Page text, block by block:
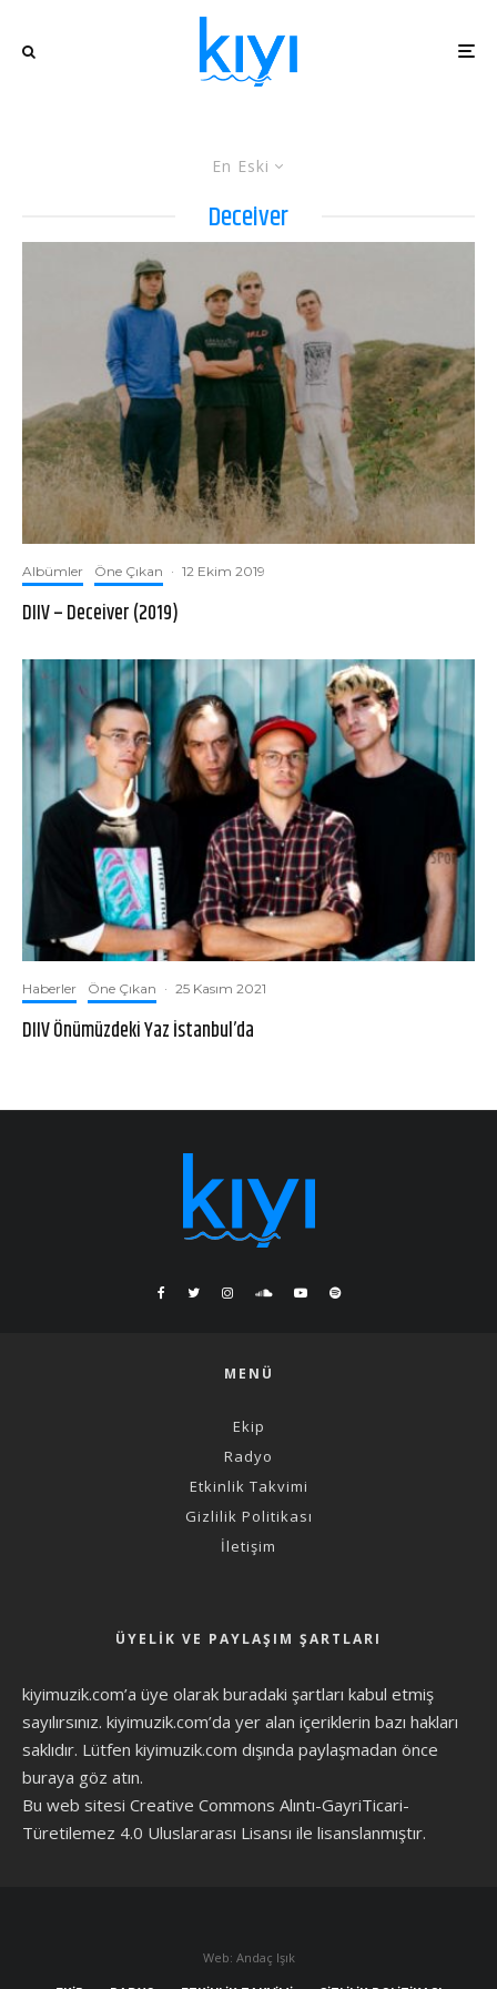
En Eski
Deceiver
Albümler Öne Çıkan · 12 Ekim 2019
DIIV – Deceiver (2019)
Haberler Öne Çıkan · 25 Kasım 2021
DIIV Önümüzdeki Yaz İstanbul’da
MENÜ
Ekip
Radyo
Etkinlik Takvimi
Gizlilik Politikası
İletişim
ÜYELIK VE PAYLAŞIM ŞARTLARI
kiyimuzik.com’a üye olarak buradaki şartları kabul etmiş
sayılırsınız. kiyimuzik.com’da yer alan içeriklerin bazı hakları
saklıdır. Lütfen kiyimuzik.com dışında paylaşmadan önce
buraya göz atın.
Bu web sitesi Creative Commons Alıntı-GayriTicari-
Türetilemez 4.0 Uluslararası Lisansı ile lisanslanmıştır.
Web: Andaç Işık